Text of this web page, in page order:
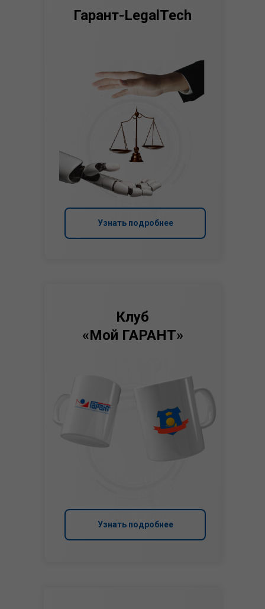
Узнать подробнее
Клуб
«Мой ГАРАНТ»
Узнать подробнее
Гарант-LegalTech